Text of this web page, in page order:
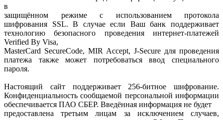
в
защищённом режиме с использованием протокола
шифрования SSL. В случае если Ваш банк поддерживает
технологию безопасного проведения интернет-платежей
Verified By Visa,
MasterCard SecureCode, MIR Accept, J-Secure для проведения
платежа также может потребоваться ввод специального
пароля.
Настоящий сайт поддерживает 256-битное шифрование.
Конфиденциальность сообщаемой персональной информации
обеспечивается ПАО СБЕР. Введённая информация не будет
предоставлена третьим лицам за исключением случаев,